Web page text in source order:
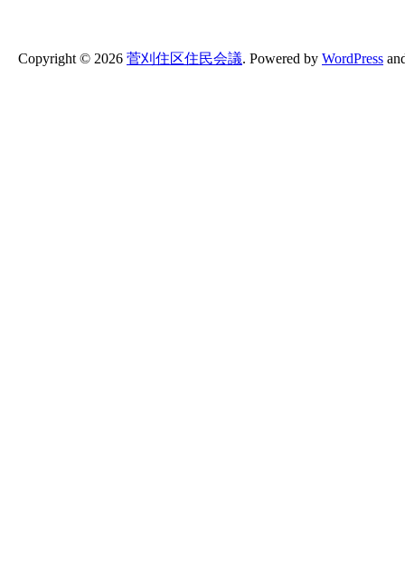
Copyright © 2026 菅刈住区住民会議. Powered by WordPress